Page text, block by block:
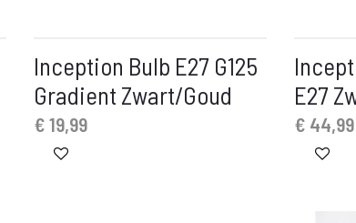
Inception Bulb E27 G125
Gradient Zwart/Goud
€19,99
E27
€ 44,99